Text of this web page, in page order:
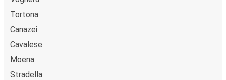
Tortona
Canazei
Cavalese
Moena
Stradella